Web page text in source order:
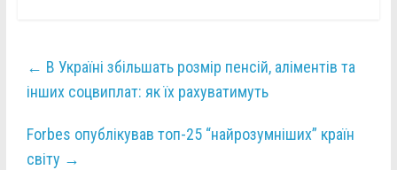
← В Україні збільшать розмір пенсій, аліментів та
інших соцвиплат: як їх рахуватимуть
Forbes опублікував топ-25 “найрозумніших” країн
світу →